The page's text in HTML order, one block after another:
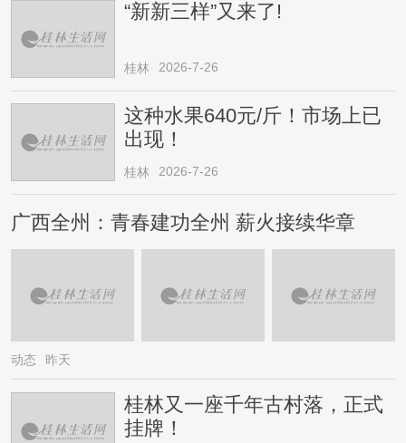
“新新三样”又来了!
桂林 2026-7-26
这种水果640元/斤！市场上已
出现！
桂林 2026-7-26
广西全州：青春建功全州 薪火接续华章
动态 昨天
桂林又一座千年古村落，正式
挂牌！